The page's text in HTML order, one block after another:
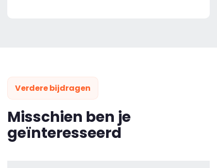
Verdere bijdragen
Misschien ben je
geïnteresseerd